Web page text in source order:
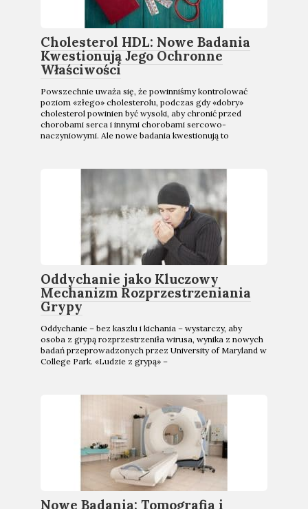
Cholesterol HDL: Nowe Badania
Kwestionują Jego Ochronne
Właściwości
Powszechnie uważa się, że powinniśmy kontrolować
poziom «złego» cholesterolu, podczas gdy «dobry»
cholesterol powinien być wysoki, aby chronić przed
chorobami serca i innymi chorobami sercowo-
naczyniowymi. Ale nowe badania kwestionują to
Oddychanie jako Kluczowy
Mechanizm Rozprzestrzeniania
Grypy
Oddychanie – bez kaszlu i kichania – wystarczy, aby
osoba z grypą rozprzestrzeniła wirusa, wynika z nowych
badań przeprowadzonych przez University of Maryland w
College Park. «Ludzie z grypą» –
Nowe Badania: Tomografia i